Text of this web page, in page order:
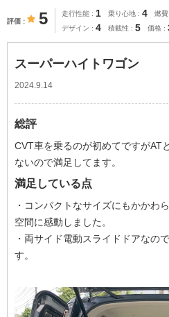
評価 5 走行性能 1 乗り心地 4 燃費
デザイン 4 積載性 5 価格
スーパーハイトワゴン
2024.9.14
総評
CVT車を乗るのが初めてですがAT
ないので満足してます。
満足している点
・コンパクトなサイズにもかかわ
空間に感動しました。
・両サイド電動スライドドアなの
す。